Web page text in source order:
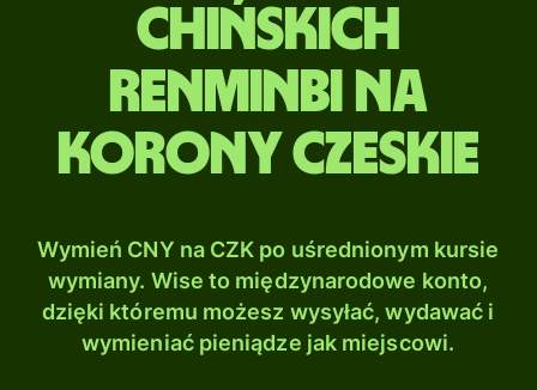
chińskich
renminbi na
Korony czeskie
Wymień CNY na CZK po uśrednionym kursie
wymiany. Wise to międzynarodowe konto,
dzięki któremu możesz wysyłać, wydawać i
wymieniać pieniądze jak miejscowi.